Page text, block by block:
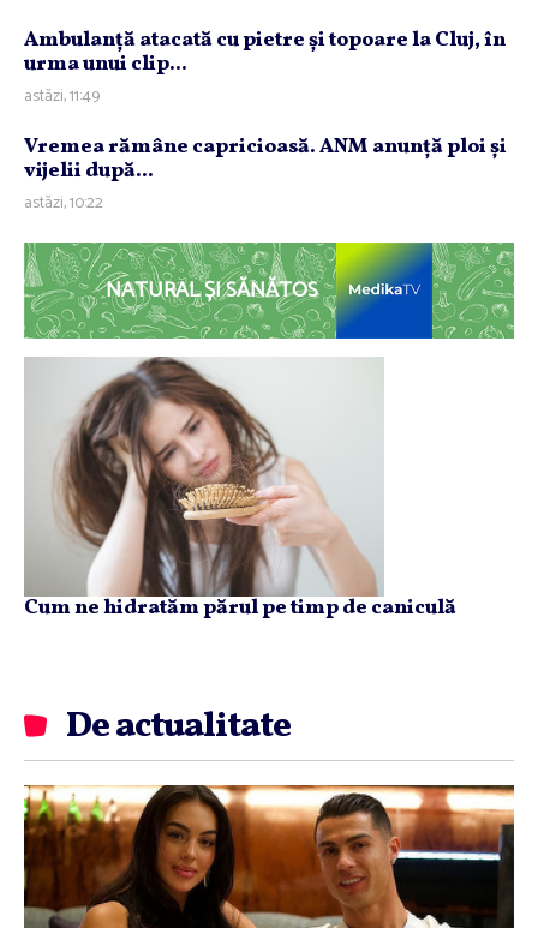
Ambulanţă atacată cu pietre şi topoare la Cluj, în
urma unui clip...
astăzi, 11:49
Vremea rămâne capricioasă. ANM anunţă ploi şi
vijelii după...
astăzi, 10:22
NATURAL ȘI SĂNĂTOS
Cum ne hidratăm părul pe timp de caniculă
De actualitate